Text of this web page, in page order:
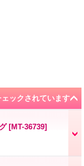
ックされています
[MT-36739]